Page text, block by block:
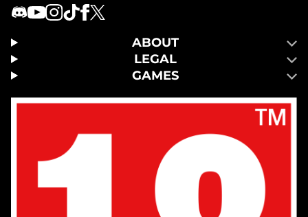
ABOUT
LEGAL
GAMES